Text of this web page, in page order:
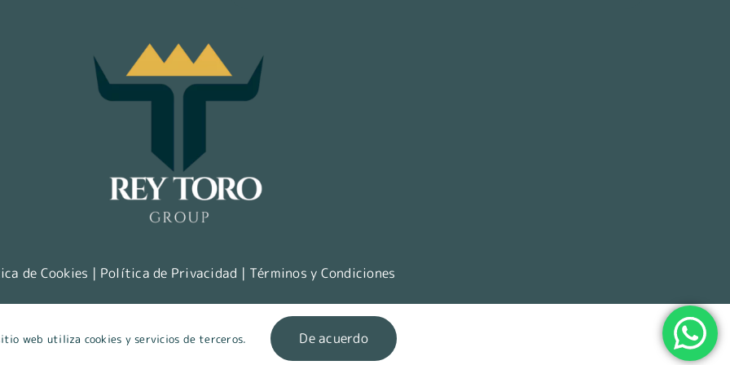
de Cookies | Política de Privacidad | Términos y Condiciones
2023 | Todos los derechos reservados Rey Toro Group. |
web utiliza cookies y servicios de terceros. De acuerdo